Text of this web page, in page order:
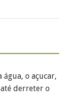
água, o açucar,
derreter o